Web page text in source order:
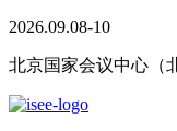
2026.09.08-10
北京国家会议中心（